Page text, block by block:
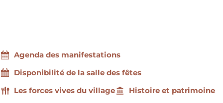
Agenda des manifestations
Disponibilité de la salle des fêtes
Les forces vives du village
Histoire et patrimoine